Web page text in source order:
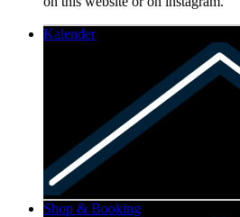
Kalender
Shop & Booking